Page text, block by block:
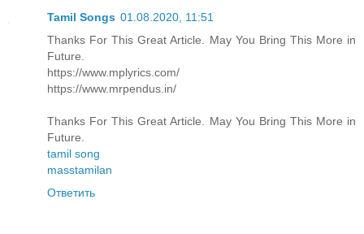
Tamil Songs 01.08.2020, 11:51
Thanks For This Great Article. May You Bring This More in
Future.
https://www.mplyrics.com/
https://www.mrpendus.in/
Thanks For This Great Article. May You Bring This More in
Future.
tamil song
masstamilan
Ответить